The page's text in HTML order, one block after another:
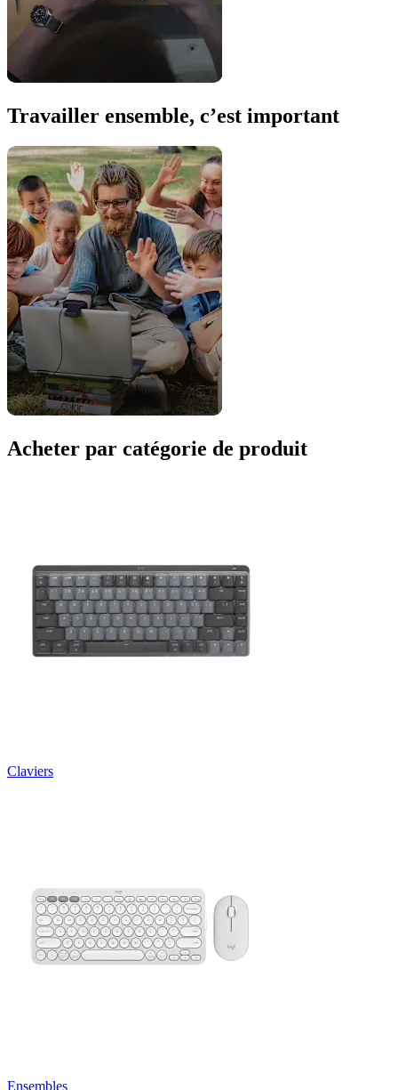
Travailler ensemble, c’est important
Acheter par catégorie de produit
Claviers
Ensembles